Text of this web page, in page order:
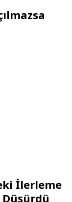
İlerleme
Düşürdü